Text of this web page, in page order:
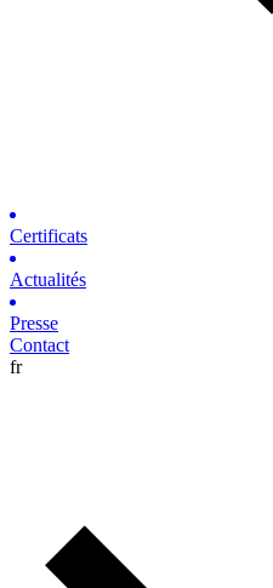
Certificats
Actualités
Presse
Contact
fr